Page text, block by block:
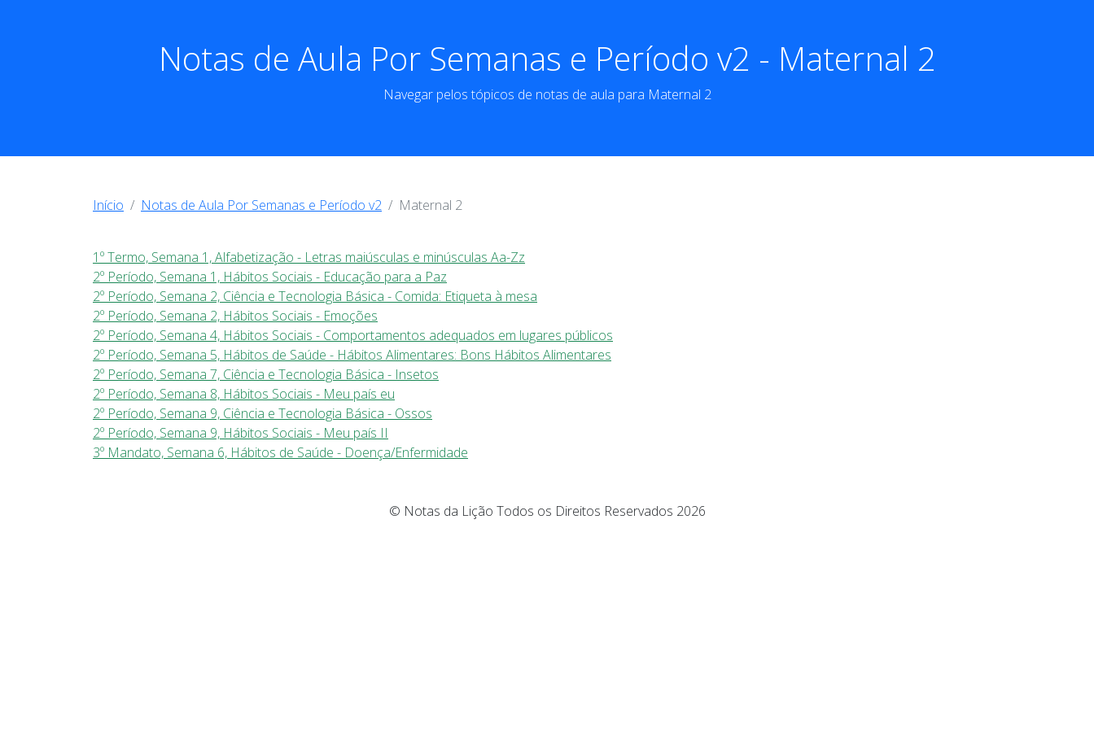
Notas de Aula Por Semanas e Período v2 - Maternal 2
Navegar pelos tópicos de notas de aula para Maternal 2
Início Notas de Aula Por Semanas e Período v2 Maternal 2
1º Termo, Semana 1, Alfabetização - Letras maiúsculas e minúsculas Aa-Zz
2º Período, Semana 1, Hábitos Sociais - Educação para a Paz
2º Período, Semana 2, Ciência e Tecnologia Básica - Comida: Etiqueta à mesa
2º Período, Semana 2, Hábitos Sociais - Emoções
2º Período, Semana 4, Hábitos Sociais - Comportamentos adequados em lugares públicos
2º Período, Semana 5, Hábitos de Saúde - Hábitos Alimentares: Bons Hábitos Alimentares
2º Período, Semana 7, Ciência e Tecnologia Básica - Insetos
2º Período, Semana 8, Hábitos Sociais - Meu país eu
2º Período, Semana 9, Ciência e Tecnologia Básica - Ossos
2º Período, Semana 9, Hábitos Sociais - Meu país II
3º Mandato, Semana 6, Hábitos de Saúde - Doença/Enfermidade
© Notas da Lição Todos os Direitos Reservados 2026